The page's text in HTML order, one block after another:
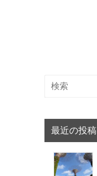
最近の投稿